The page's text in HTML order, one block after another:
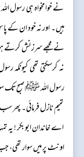
نے خوامخواہ ہی رسول
ہیں۔ اور نہ خود ان کے
نے مجھے سرزنش کرتے
نہ کرسکتی تھی کیونکہ
رسول اللہ ﷺ صبح تک
تمیم نازل فرمائی۔
اے خاندان ابوبکر ! یہ
اونٹ پر میں سوار تھی،